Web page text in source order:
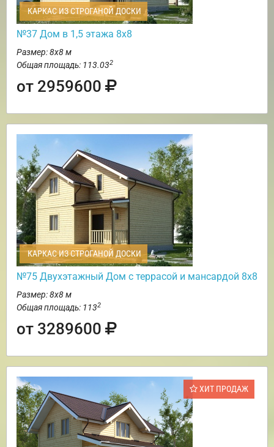
КАРКАС ИЗ СТРОГАНОЙ ДОСКИ
№37 Дом в 1,5 этажа 8х8
Размер: 8х8 м
Общая площадь: 113.032
от 2959600
КАРКАС ИЗ СТРОГАНОЙ ДОСКИ
№75 Двухэтажный Дом с террасой и мансардой 8х8
Размер: 8х8 м
Общая площадь: 1132
от 3289600
ХИТ ПРОДАЖ